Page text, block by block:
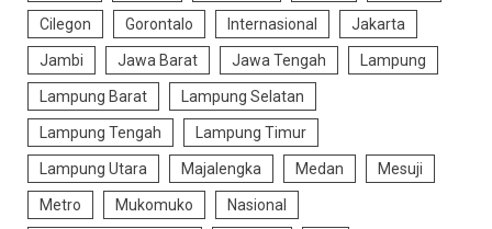
Cilegon Gorontalo Internasional Jakarta
Jambi Jawa Barat Jawa Tengah Lampung
Lampung Barat Lampung Selatan
Lampung Tengah Lampung Timur
Lampung Utara Majalengka Medan Mesuji
Metro Mukomuko Nasional